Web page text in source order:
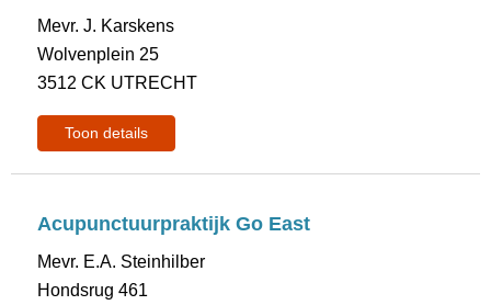
Mevr. J. Karskens
Wolvenplein 25
3512 CK UTRECHT
Toon details
Acupunctuurpraktijk Go East
Mevr. E.A. Steinhilber
Hondsrug 461